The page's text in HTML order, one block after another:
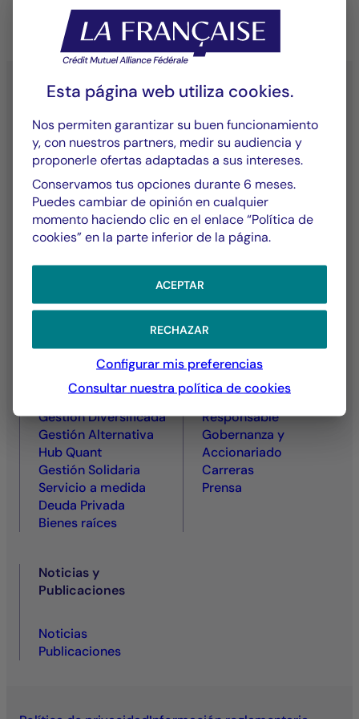
YouTube - La Française
LinkedIn - La Française
X (Twitter) - La Française
Contactos
Reclamaciones
Nuestros Fondos
Gestión de Acciones
Gestión de Tipos y
Crédito
Gestión Diversificada
Gestión Alternativa
Hub Quant
Gestión Solidaria
Servicio a medida
Deuda Privada
Bienes raíces
Quiénes somos
Un Actor
Comprometido y
Responsable
Gobernanza y
Accionariado
Carreras
Prensa
Noticias y
Publicaciones
Noticias
Publicaciones
Esta página web utiliza cookies.
Nos permiten garantizar su buen funcionamiento
y, con nuestros partners, medir su audiencia y
proponerle ofertas adaptadas a sus intereses.
Conservamos tus opciones durante 6 meses.
Puedes cambiar de opinión en cualquier
momento haciendo clic en el enlace “Política de
cookies” en la parte inferior de la página.
ACEPTAR
RECHAZAR
Configurar mis preferencias
Consultar nuestra política decookies